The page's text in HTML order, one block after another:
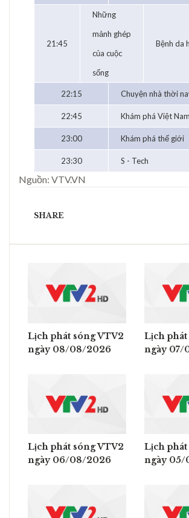
21:45
Những
mảnh ghép
của cuộc
sống
Bệnh da
22:15 Chuyện nhà thời
22:45 Khám phá Việt Nam
23:00 Khám phá thế giới
23:30 S - Tech
Nguồn: VTV.VN
SHARE
Lịch phát sóng VTV2
ngày 08/08/2026
Lịch phát
ngày 07/
Lịch phát sóng VTV2
ngày 06/08/2026
Lịch phát
ngày